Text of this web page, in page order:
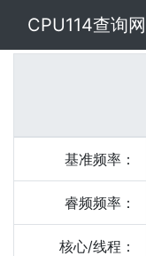
CPU114查询网
基准频率：
睿频频率：
核心/线程：